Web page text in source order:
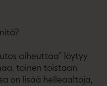
aiheuttaa” löytyy
toinen toistaan
on lisää helleaaltoja,